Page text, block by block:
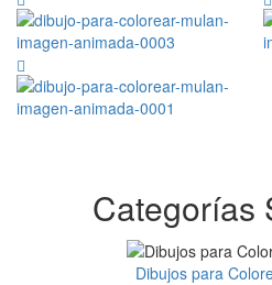
Categorías
Dibujos para